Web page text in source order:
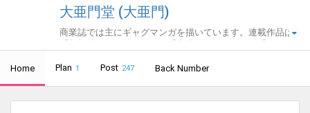
大亜門堂 (大亜門)
商業誌では主にギャグマンガを描いています。連載作品は
Home
Plan 1 Post 247 Back Number